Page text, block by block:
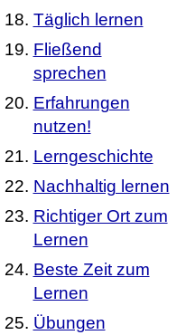
Täglich lernen
Fließend
sprechen
Erfahrungen
nutzen!
Lerngeschichte
Nachhaltig lernen
Richtiger Ort zum
Lernen
Beste Zeit zum
Lernen
Übungen